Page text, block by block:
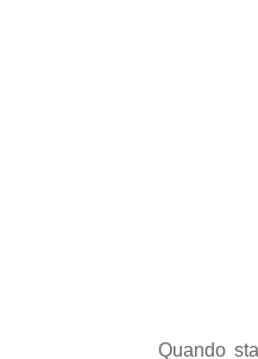
Quando